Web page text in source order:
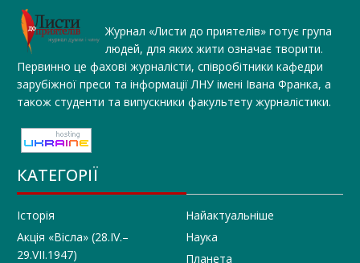
Журнал «Листи до приятелів» готує група
людей, для яких жити означає творити.
Первинно це фахові журналісти, співробітники кафедри
зарубіжної преси та інформації ЛНУ імені Івана Франка, а
також студенти та випускники факультету журналістики.
КАТЕГОРІЇ
Історія
Акція «Вісла» (28.IV.–
29.VII.1947)
Найактуальніше
Наука
Планета